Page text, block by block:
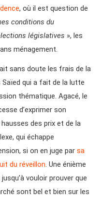
, où il est question de
conditions du
législatives », les
ménagement.
sans doute les frais de la
qui a fait de la lutte
thématique. Agacé, le
d’exprimer son
des prix et de la
qui échappe
si on en juge par sa
du réveillon. Une énième
vouloir prouver que
sont bel et bien sur les